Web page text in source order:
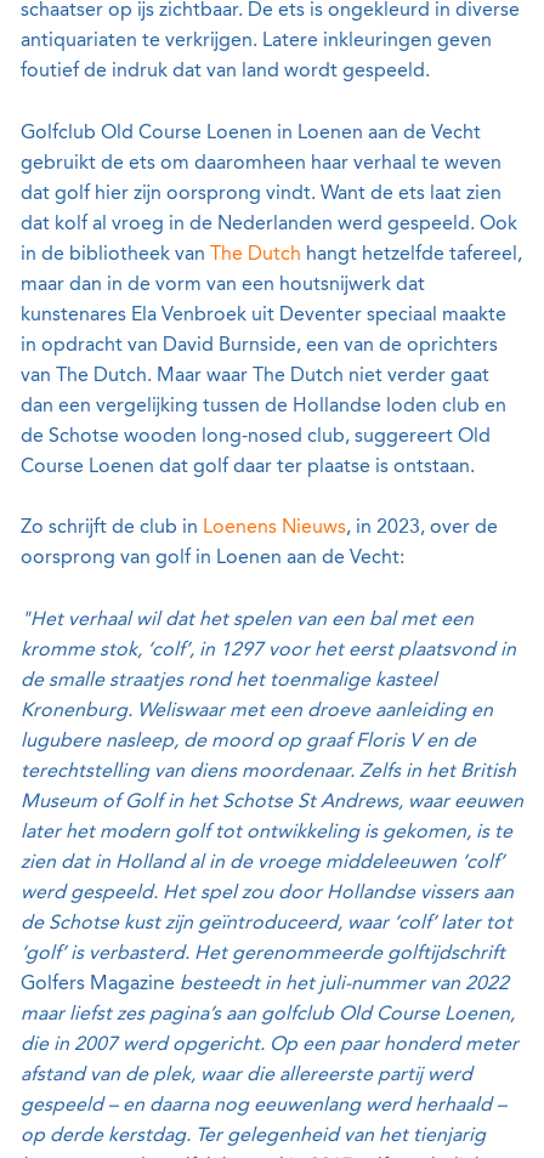
schaatser op ijs zichtbaar. De ets is ongekleurd in diverse
antiquariaten te verkrijgen. Latere inkleuringen geven
foutief de indruk dat van land wordt gespeeld.
Golfclub Old Course Loenen in Loenen aan de Vecht
gebruikt de ets om daaromheen haar verhaal te weven
dat golf hier zijn oorsprong vindt. Want de ets laat zien
dat kolf al vroeg in de Nederlanden werd gespeeld. Ook
in de bibliotheek van The Dutch hangt hetzelfde tafereel,
maar dan in de vorm van een houtsnijwerk dat
kunstenares Ela Venbroek uit Deventer speciaal maakte
in opdracht van David Burnside, een van de oprichters
van The Dutch. Maar waar The Dutch niet verder gaat
dan een vergelijking tussen de Hollandse loden club en
de Schotse wooden long-nosed club, suggereert Old
Course Loenen dat golf daar ter plaatse is ontstaan.
Zo schrijft de club in Loenens Nieuws, in 2023, over de
oorsprong van golf in Loenen aan de Vecht:
"Het verhaal wil dat het spelen van een bal met een
kromme stok, ‘colf’, in 1297 voor het eerst plaatsvond in
de smalle straatjes rond het toenmalige kasteel
Kronenburg. Weliswaar met een droeve aanleiding en
lugubere nasleep, de moord op graaf Floris V en de
terechtstelling van diens moordenaar. Zelfs in het British
Museum of Golf in het Schotse St Andrews, waar eeuwen
later het modern golf tot ontwikkeling is gekomen, is te
zien dat in Holland al in de vroege middeleeuwen ‘colf’
werd gespeeld. Het spel zou door Hollandse vissers aan
de Schotse kust zijn geïntroduceerd, waar ‘colf’ later tot
‘golf’ is verbasterd. Het gerenommeerde golftijdschrift
Golfers Magazine besteedt in het juli-nummer van 2022
maar liefst zes pagina’s aan golfclub Old Course Loenen,
die in 2007 werd opgericht. Op een paar honderd meter
afstand van de plek, waar die allereerste partij werd
gespeeld – en daarna nog eeuwenlang werd herhaald –
op derde kerstdag. Ter gelegenheid van het tienjarig